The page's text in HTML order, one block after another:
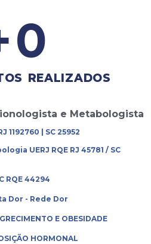
0
REALIZADOS
e Metabologista
1192760 | SC 25952
UERJ RQE RJ 45781 / SC
RQE 44294
Dor - Rede Dor
E OBESIDADE
HORMONAL